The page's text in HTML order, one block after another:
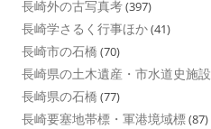
長崎外の古写真考(397)
長崎学さるく行事ほか(41)
長崎市の石橋 (70)
長崎県の土木遺産・市水道史施設
長崎県の石橋 (77)
長崎要塞地帯標・軍港境域標(87)